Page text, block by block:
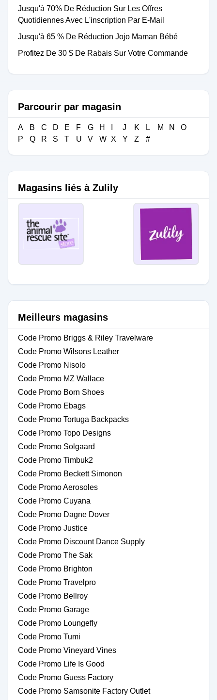
Jusqu'à 70% De Réduction Sur Les Offres
Quotidiennes Avec L'inscription Par E-Mail
Jusqu'à 65 % De Réduction Jojo Maman Bébé
Profitez De 30 $ De Rabais Sur Votre Commande
Parcourir par magasin
A B C D E F G H J K L M N
O
P
Q R S T U V W X Y Z #
Magasins liés à Zulily
Meilleurs magasins
Code Promo Briggs & Riley Travelware
Code Promo Wilsons Leather
Code Promo Nisolo
Code Promo MZ Wallace
Code Promo Born Shoes
Code Promo Ebags
Code Promo Tortuga Backpacks
Code Promo Topo Designs
Code Promo Solgaard
Code Promo Timbuk2
Code Promo Beckett Simonon
Code Promo Aerosoles
Code Promo Cuyana
Code Promo Dagne Dover
Code Promo Justice
Code Promo Discount Dance Supply
Code Promo The Sak
Code Promo Brighton
Code Promo Travelpro
Code Promo Bellroy
Code Promo Garage
Code Promo Loungefly
Code Promo Tumi
Code Promo Vineyard Vines
Code Promo Life Is Good
Code Promo Guess Factory
Code Promo Samsonite Factory Outlet